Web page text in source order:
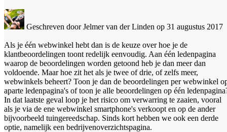
Geschreven door Jelmer van der Linden op 31 augustus 2017
Als je één webwinkel hebt dan is de keuze over hoe je de
klantbeoordelingen toont redelijk eenvoudig. Aan één ledenpagina
waarop de beoordelingen worden getoond heb je dan meer dan
voldoende. Maar hoe zit het als je twee of drie, of zelfs meer,
webwinkels beheert? Toon je dan de beoordelingen per webwinkel
aparte ledenpagina's of toon je alle beoordelingen op één
In dat laatste geval loop je het risico om verwarring te zaaien, vooral
als je via de ene webwinkel smartphone's verkoopt en op de ander
bijvoorbeeld tuingereedschap. Sinds kort hebben we ook een derde
optie, namelijk een bedrijvenoverzichtspagina.